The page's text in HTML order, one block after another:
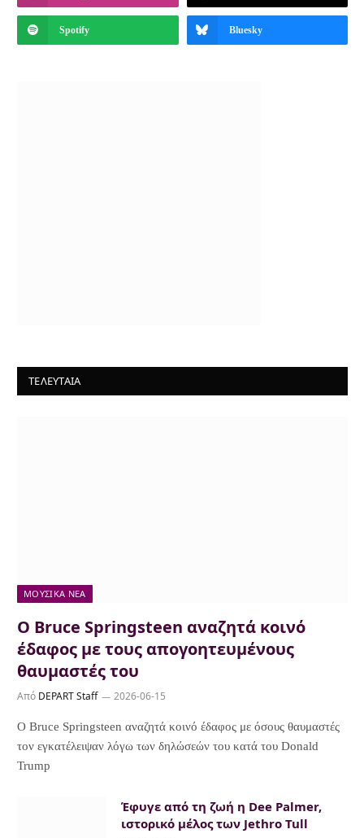
Spotify Bluesky
ΤΕΛΕΥΤΑΙΑ
ΜΟΥΣΙΚΆ ΝΈΑ
Ο Bruce Springsteen αναζητά κοινό
έδαφος με τους απογοητευμένους
θαυμαστές του
Από DEPART Staff 2026-06-15
Ο Bruce Springsteen αναζητά κοινό έδαφος με όσους θαυμαστές
τον εγκατέλειψαν λόγω των δηλώσεών του κατά του Donald
Trump
Έφυγε από τη ζωή η Dee Palmer,
ιστορικό μέλος των Jethro Tull